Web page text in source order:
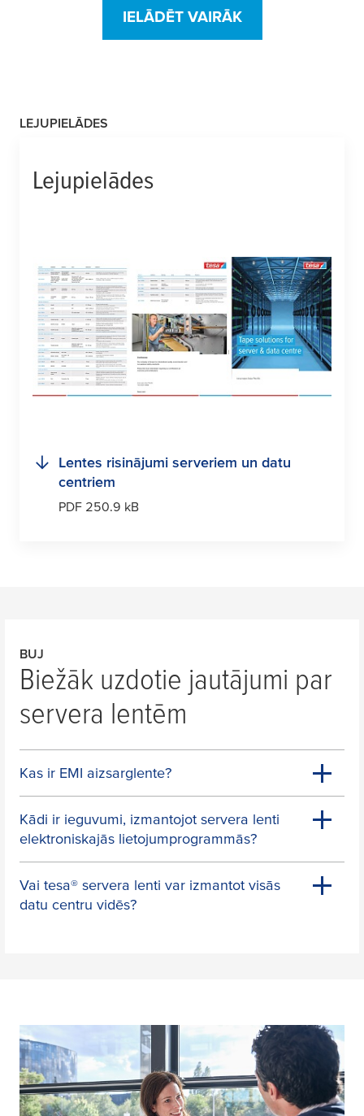
IELĀDĒT VAIRĀK
LEJUPIELĀDES
Lejupielādes
Lentes risinājumi serveriem un datu
centriem
PDF 250.9 kB
BUJ
Biežāk uzdotie jautājumi par
servera lentēm
Kas ir EMI aizsarglente?
Kādi ir ieguvumi, izmantojot servera lenti
elektroniskajās lietojumprogrammās?
Vai tesa® servera lenti var izmantot visās
datu centru vidēs?